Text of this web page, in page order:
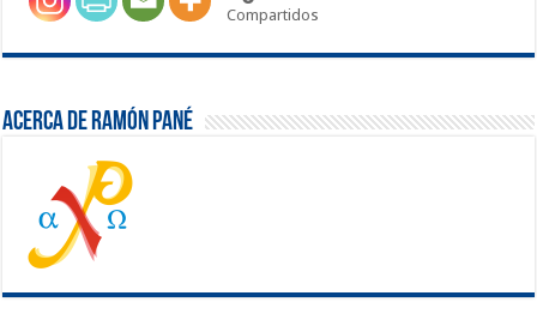
Compartidos
Acerca de Ramón Pané